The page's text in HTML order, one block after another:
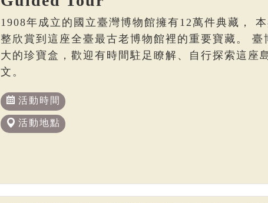
1908年成立的國立臺灣博物館擁有12萬件典藏，
整欣賞到這座全臺最古老博物館裡的重要寶藏。 臺
大的珍寶盒，歡迎有時間駐足瞭解、自行探索這座
文。
活動時間
活動地點